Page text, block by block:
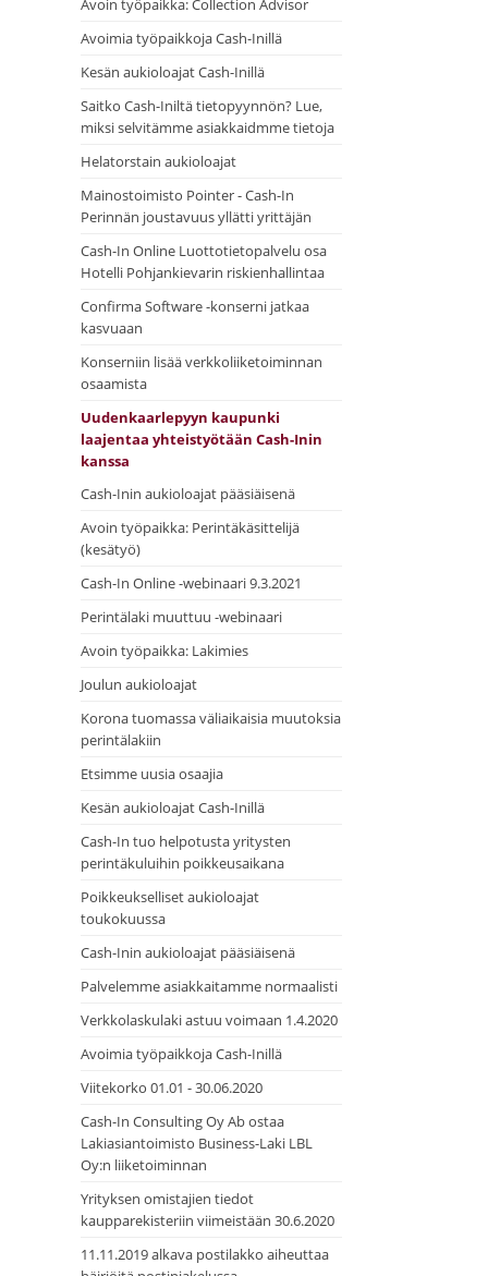
Avoin työpaikka: Collection Advisor
Avoimia työpaikkoja Cash-Inillä
Kesän aukioloajat Cash-Inillä
Saitko Cash-Iniltä tietopyynnön? Lue,
miksi selvitämme asiakkaidmme tietoja
Helatorstain aukioloajat
Mainostoimisto Pointer - Cash-In
Perinnän joustavuus yllätti yrittäjän
Cash-In Online Luottotietopalvelu osa
Hotelli Pohjankievarin riskienhallintaa
Confirma Software -konserni jatkaa
kasvuaan
Konserniin lisää verkkoliiketoiminnan
osaamista
Uudenkaarlepyyn kaupunki
laajentaa yhteistyötään Cash-Inin
kanssa
Cash-Inin aukioloajat pääsiäisenä
Avoin työpaikka: Perintäkäsittelijä
(kesätyö)
Cash-In Online -webinaari 9.3.2021
Perintälaki muuttuu -webinaari
Avoin työpaikka: Lakimies
Joulun aukioloajat
Korona tuomassa väliaikaisia muutoksia
perintälakiin
Etsimme uusia osaajia
Kesän aukioloajat Cash-Inillä
Cash-In tuo helpotusta yritysten
perintäkuluihin poikkeusaikana
Poikkeukselliset aukioloajat
toukokuussa
Cash-Inin aukioloajat pääsiäisenä
Palvelemme asiakkaitamme normaalisti
Verkkolaskulaki astuu voimaan 1.4.2020
Avoimia työpaikkoja Cash-Inillä
Viitekorko 01.01 - 30.06.2020
Cash-In Consulting Oy Ab ostaa
Lakiasiantoimisto Business-Laki LBL
Oy:n liiketoiminnan
Yrityksen omistajien tiedot
kaupparekisteriin viimeistään 30.6.2020
11.11.2019 alkava postilakko aiheuttaa